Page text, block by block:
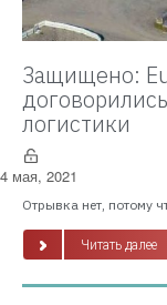
Защищено:
логистики
4 мая, 2021
Отрывка нет, потому
Читать далее